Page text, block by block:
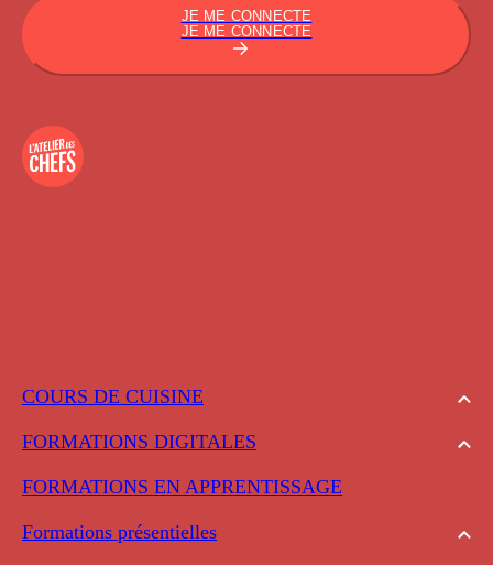
COURS DE CUISINE
FORMATIONS DIGITALES
FORMATIONS EN APPRENTISSAGE
Formations présentielles
JE ME CONNECTE
JE ME CONNECTE